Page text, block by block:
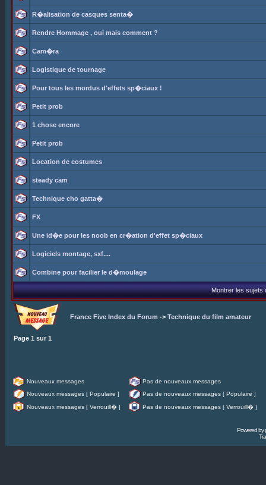
R�alisation de casques senta�
Rendre Hommage , oui mais comment ?
Cam�ra
Logistique de tournage
Pour tous les mordus d'effets sp�ciaux !
Petit prob
1 chose encore
Petit prob
Location de costumes
steady cam
Technique cho gatta�
FX
Une id�e pour les noob en cr�ation d'effet sp�ciaux
Logiciels montage, sxf....
Combine pour facilier le d�moulage
Montrer les sujets
France Five Index du Forum -> Technique du film amateur
Page 1 sur 1
Nouveaux messages
Pas de nouveaux messages
Nouveaux messages [ Populaire ]
Pas de nouveaux messages [ Populaire ]
Nouveaux messages [ Verrouill� ]
Pas de nouveaux messages [ Verrouill� ]
Powered by